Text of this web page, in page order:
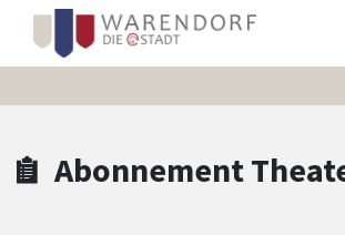
Zum Header
Zum Hauptinhalt
Zum Footer
Zum Hauptinhalt springen
Abonnement